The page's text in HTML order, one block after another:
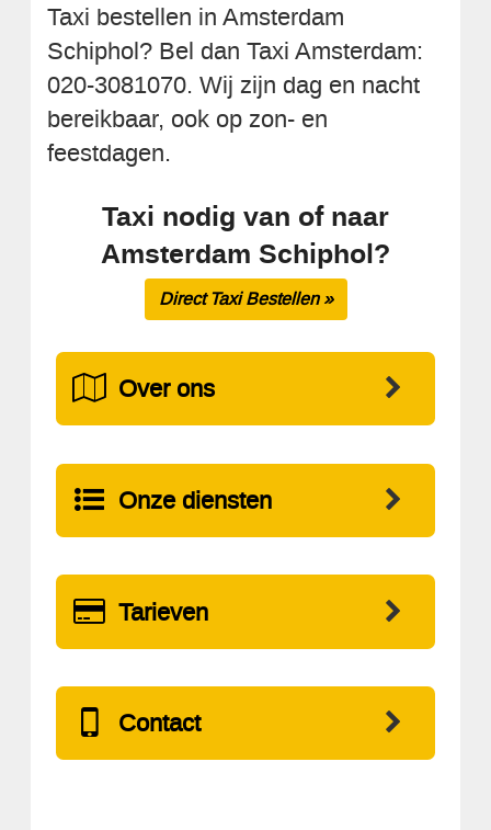
Taxi bestellen in Amsterdam
Schiphol? Bel dan Taxi Amsterdam:
020-3081070. Wij zijn dag en nacht
bereikbaar, ook op zon- en
feestdagen.
Taxi nodig van of naar
Amsterdam Schiphol?
Direct Taxi Bestellen »
Over ons
Onze diensten
Tarieven
Contact